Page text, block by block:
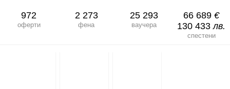
972
оферти
2 273
фена
25 293
ваучера
66 689 €
130 433лв.
спестени